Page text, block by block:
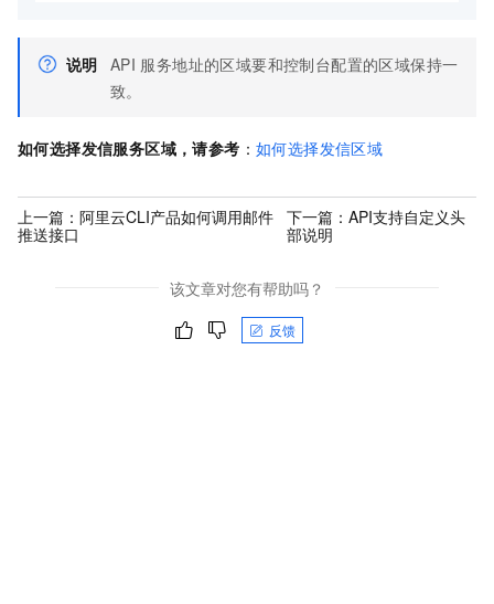
说明 API 服务地址的区域要和控制台配置的区域保持一
致。
如何选择发信服务区域，请参考 ：如何选择发信区域
上一篇： 阿里云CLI产品如何调用邮件
推送接口
下一篇： API支持自定义头
部说明
该文章对您有帮助吗？
反馈